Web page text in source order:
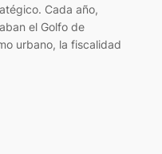
Cada año,
el Golfo de
urbano, la fiscalidad